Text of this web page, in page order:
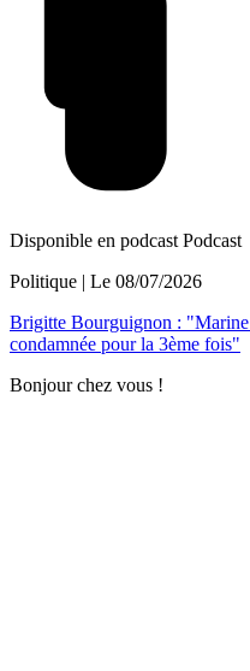
Disponible en podcast Podcast
Politique | Le 08/07/2026
Brigitte Bourguignon : "Marine
condamnée pour la 3ème fois"
Bonjour chez vous !